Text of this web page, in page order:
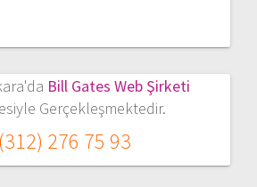
Bill Gates Web Şirketi
Gerçekleşmektedir.
276 75 93